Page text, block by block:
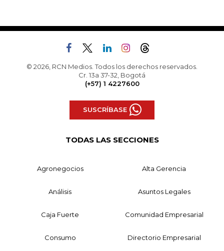
© 2026, RCN Medios. Todos los derechos reservados.
Cr. 13a 37-32, Bogotá
(+57) 1 4227600
SUSCRÍBASE
TODAS LAS SECCIONES
Agronegocios Alta Gerencia
Análisis Asuntos Legales
Caja Fuerte Comunidad Empresarial
Consumo Directorio Empresarial